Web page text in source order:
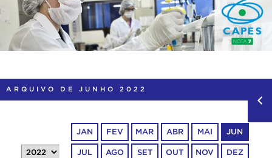
CONCURSOS
EDITAIS
INTERNACIONAL
PORTARIAS
ARQUIVO DE JUNHO 2022
JAN FEV MAR ABR MAI JUN
JUL AGO SET OUT NOV DEZ